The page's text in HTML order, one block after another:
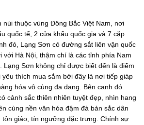
núi thuộc vùng Đông Bắc Việt Nam, nơi
quốc tế, 2 cửa khẩu quốc gia và 7 cặp
đó, Lạng Sơn có đường sắt liên vận quốc
với Hà Nội, thậm chí là các tỉnh phía Nam
Lạng Sơn không chỉ được biết đến là điểm
thích mua sắm bởi đây là nơi tiếp giáp
hóa vô cùng đa dạng. Bên cạnh đó
cảnh sắc thiên nhiên tuyệt đẹp, nhìn hang
cùng nền văn hóa đậm đà bản sắc dân
tôn giáo, tín ngưỡng đặc trưng. Chính sự